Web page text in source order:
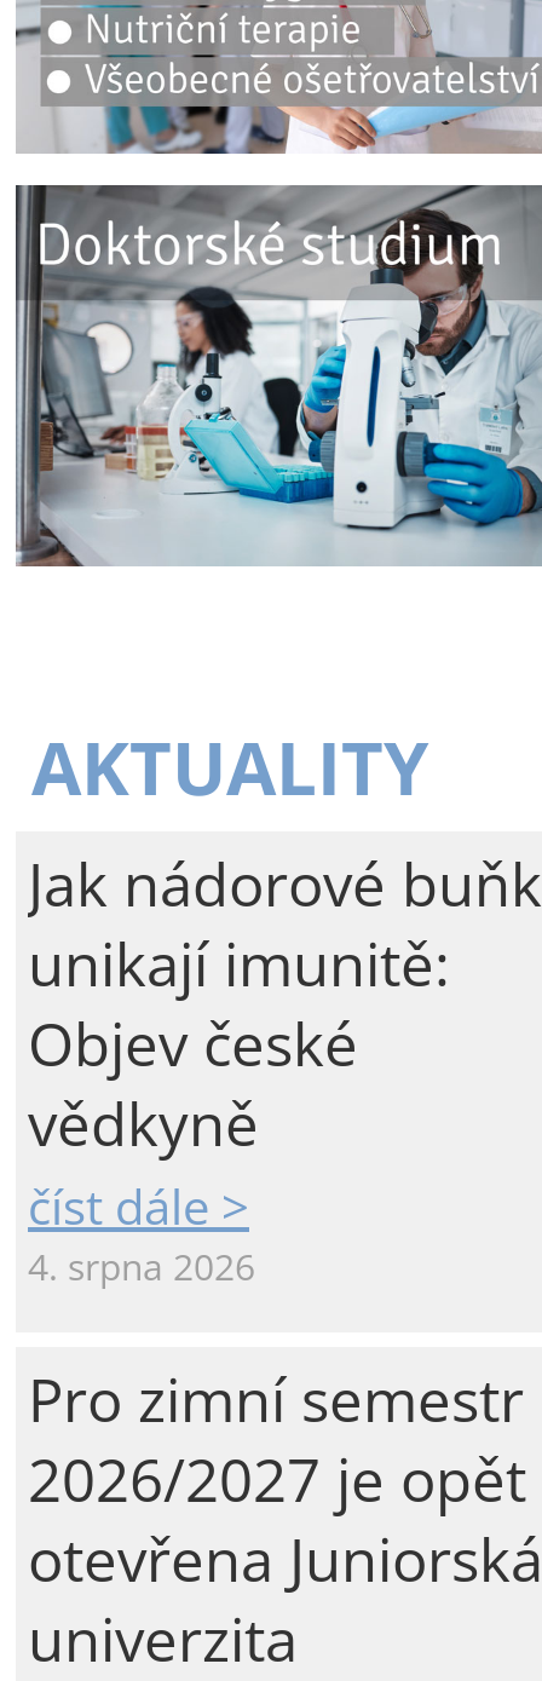
AKTUALITY
Jak nádorové
unikají imunitě:
Objev české
vědkyně
číst dále >
4. srpna 2026
Pro zimní semestr
2026/2027 je opět
otevřena Juniorská
univerzita